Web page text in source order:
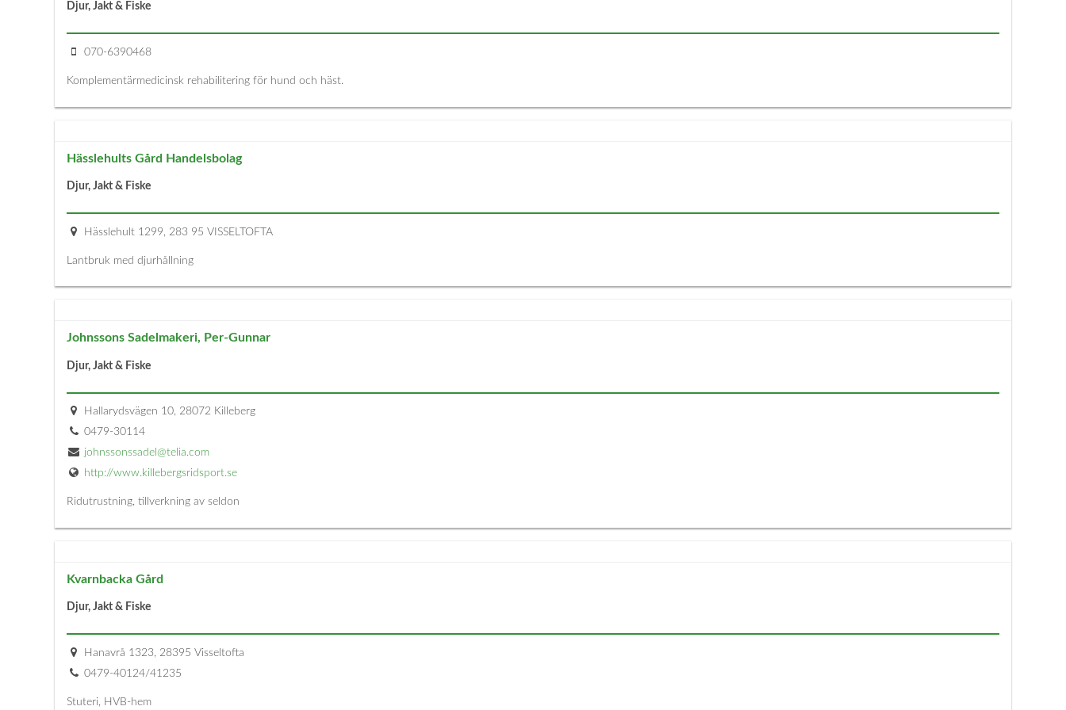
Djur, Jakt & Fiske
070-6390468
Komplementärmedicinsk rehabilitering för hund och häst.
Hässlehults Gård Handelsbolag
Djur, Jakt & Fiske
Hässlehult 1299, 283 95 VISSELTOFTA
Lantbruk med djurhållning
Johnssons Sadelmakeri, Per-Gunnar
Djur, Jakt & Fiske
Hallarydsvägen 10, 28072 Killeberg
0479-30114
johnssonssadel@telia.com
http://www.killebergsridsport.se
Ridutrustning, tillverkning av seldon
Kvarnbacka Gård
Djur, Jakt & Fiske
Hanavrå 1323, 28395 Visseltofta
0479-40124/41235
Stuteri, HVB-hem